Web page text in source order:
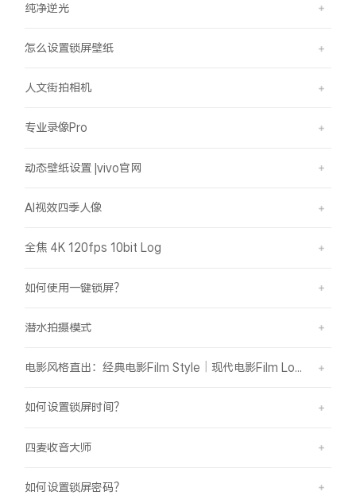
纯净逆光
怎么设置锁屏壁纸
人文街拍相机
专业录像Pro
动态壁纸设置 |vivo官网
AI视效四季人像
全焦 4K 120fps 10bit Log
如何使用一键锁屏？
潜水拍摄模式
如何设置锁屏时间？
四麦收音大师
如何设置锁屏密码？